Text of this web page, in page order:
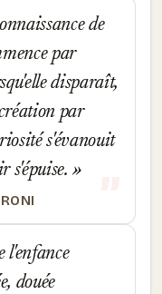
de
par
disparaît,
par
s'évanouit
s'épuise.
l'enfance
douée